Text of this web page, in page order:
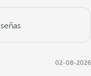
02-08-2026